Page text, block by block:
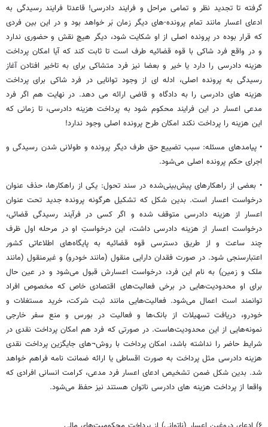
گرفته تا تجدید نظر و تمامی مراحل و فرایند دادرسی! قاعدتا فرایند رسیدگی به
ادعای اعسار مانند تمام پرونده-های دیگر زمان بَر خواهد بود و در این بین فردی
که قرار بوده در پرونده اصلی از او شکایت شود، دیگر هیچ نقش و حضوری ندارد
و در واقع فرد شاکی با قوه قضائیه طرف است تا ثابت کند که آیا امکان پرداخت
هزینه دادرسی را دارد یا خیر و بعضا نیز فرد متشاکی برای به تاخیر افتادن آغاز
رسیدگی به پرونده اصلی، ادله ای از وجود توانایی در فرد شاکی برای پرداخت
هزینه های دادرسی را به دادگاه و قاضی ارائه می دهد. در نهایت هم اگر فرد
مدعی اعسار در این فرایند محکوم شود به پرداخت هزینه دادرسی، تا زمانی که
این هزینه را پرداخت نکند امکان طرح پرونده اصلی وجود ندارد!
• پیامدهای مسئله: سبب تضییع حق طرف دیگر پرونده و طولانی شدن رسیدگی و
اجرای حکم پرونده اصلی می‌شود.
• بعضی از راهکارهای پیش‌بینی‌شده در سند تحول: یکی از راهکارها، حذف عنوان
درخواست اعسار است. بدین شکل که تشکیل هرگونه پرونده جدید تحت عنوان
اعسار از هزینه دادرسی متوقف شده و اگر کسی در فرآیند رسیدگی قضائی،
درخواست اعسار از هزینه دادرسی داشت، این درخواستِ او در مرحله اول ظرف
چند ساعت و از طریق دسترسی قوه قضائیه به پایگاه‌های اطلاعاتی کشور
اعتبارسنجی شود. در صورت فقدان دارایی منقول (مانند خودرو) و غیرمنقول (مانند
ملک و زمین) به نام این فرد، درخواست اعسارش قبول می‌شود و در عین حال
برای او محدودیت‌هایی در برخی فعالیت‌های اقتصادی خاص که مخصوص افراد
توانمند است اعمال می‌شود. فعالیت‌هایی مانند ثبت شرکت، خرید مستغلات و
خودرو، دریافت تسهیلات از بانک‌ها و فعالیت در بورس و منع سفر خارجی
نمونه‌هایی از این محدودیت‌هاست. در صورتی که فرد هم امکان پرداخت نقدی در
شرایط حاضر را نداشته باشد، امکان پرداخت با روش¬های جایگزین پرداخت نقدی
هزینه دادرسی مثل پرداخت به صورت اقساطی یا ارائه ضمانت نامه فراهم خواهد
شد. بدین شکل ضمن تشخیص ادعای اعسار فرد مدعی، کرامت انسانی افرادی که
واقعا از پرداخت هزینه های دادرسی ناتوان هستند نیز حفظ می‌شود.